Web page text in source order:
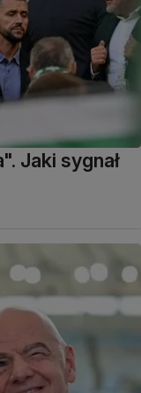
Jaki sygnał